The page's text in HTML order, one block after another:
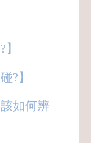
?】
如何辨